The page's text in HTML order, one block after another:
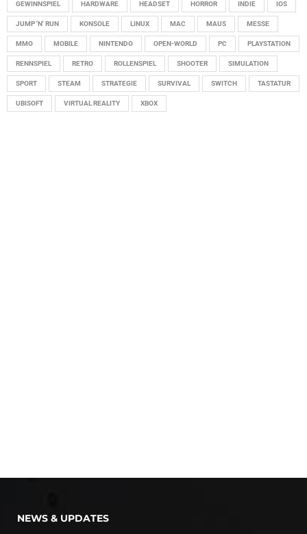
GEWINNSPIEL HARDWARE HEADSET HORROR INDIE IOS
JUMP 'N' RUN KONSOLE LINUX MAC MAUS MESSE
MMO MOBILE NINTENDO OPEN-WORLD PC PLAYSTATION
RENNSPIEL RETRO ROLLENSPIEL SHOOTER SIMULATION
SPORT STEAM STRATEGIE SURVIVAL SWITCH TASTATUR
UBISOFT VIRTUAL REALITY XBOX
NEWS & UPDATES